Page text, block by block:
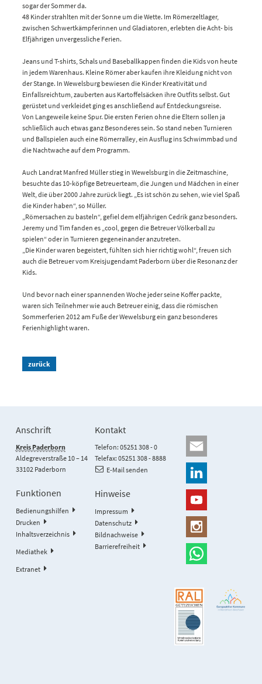
sogar der Sommer da.
48 Kinder strahlten mit der Sonne um die Wette. Im Römerzeltlager,
zwischen Schwertkämpferinnen und Gladiatoren, erlebten die Acht- bis
Elfjährigen unvergessliche Ferien.
Jeans und T-shirts, Schals und Baseballkappen finden die Kids von heute
in jedem Warenhaus. Kleine Römer aber kaufen ihre Kleidung nicht von
der Stange. In Wewelsburg bewiesen die Kinder Kreativität und
Einfallsreichtum, zauberten aus Kartoffelsäcken ihre Outfits selbst. Gut
gerüstet und verkleidet ging es anschließend auf Entdeckungsreise.
Von Langeweile keine Spur. Die ersten Ferien ohne die Eltern sollen ja
schließlich auch etwas ganz Besonderes sein. So stand neben Turnieren
und Ballspielen auch eine Römerralley, ein Ausflug ins Schwimmbad und
die Nachtwache auf dem Programm.
Auch Landrat Manfred Müller stieg in Wewelsburg in die Zeitmaschine,
besuchte das 10-köpfige Betreuerteam, die Jungen und Mädchen in einer
Welt, die über 2000 Jahre zurück liegt. „Es ist schön zu sehen, wie viel Spaß
die Kinder haben“, so Müller.
„Römersachen zu basteln“, gefiel dem elfjährigen Cedrik ganz besonders.
Jeremy und Tim fanden es „cool, gegen die Betreuer Völkerball zu
spielen“ oder in Turnieren gegeneinander anzutreten.
„Die Kinder waren begeistert, fühlten sich hier richtig wohl“, freuen sich
auch die Betreuer vom Kreisjugendamt Paderborn über die Resonanz der
Kids.
Und bevor nach einer spannenden Woche jeder seine Koffer packte,
waren sich Teilnehmer wie auch Betreuer einig, dass die römischen
Sommerferien 2012 am Fuße der Wewelsburg ein ganz besonderes
Ferienhighlight waren.
zurück
Anschrift
Kreis Paderborn
Aldegreverstraße 10 – 14
33102 Paderborn
Kontakt
Telefon: 05251 308 - 0
Telefax: 05251 308 - 8888
E-Mail senden
Funktionen
Bedienungshilfen
Drucken
Inhaltsverzeichnis
Mediathek
Extranet
Hinweise
Impressum
Datenschutz
Bildnachweise
Barrierefreiheit